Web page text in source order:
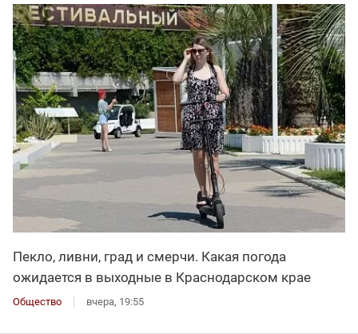
Пекло, ливни, град и смерчи. Какая погода
ожидается в выходные в Краснодарском крае
Общество вчера, 19:55